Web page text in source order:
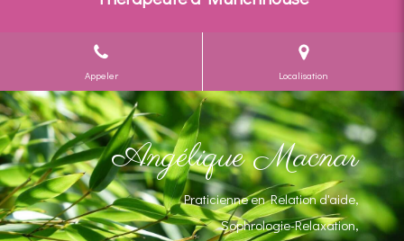
Appeler Localisation
Angélique Macnar
Praticienne en Relation d'aide,
Sophrologie-Relaxation,